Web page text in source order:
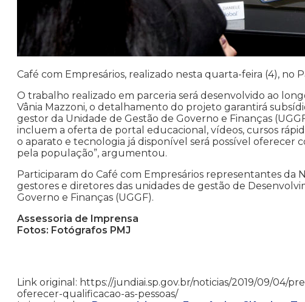
Café com Empresários, realizado nesta quarta-feira (4),
O trabalho realizado em parceria será desenvolvido ao
Vânia Mazzoni, o detalhamento do projeto garantirá
gestor da Unidade de Gestão de Governo e Finanças
incluem a oferta de portal educacional, vídeos, cursos
o aparato e tecnologia já disponível será possível
pela população”, argumentou.
Participaram do Café com Empresários representantes da
gestores e diretores das unidades de gestão de
Governo e Finanças (UGGF).
Assessoria de Imprensa
Fotos: Fotógrafos PMJ
Link original: https://jundiai.sp.gov.br/noticias/2019/09/04/
oferecer-qualificacao-as-pessoas/